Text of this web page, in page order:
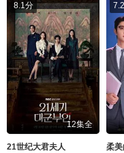
8.1分
12集全
21世纪大君夫人 柔